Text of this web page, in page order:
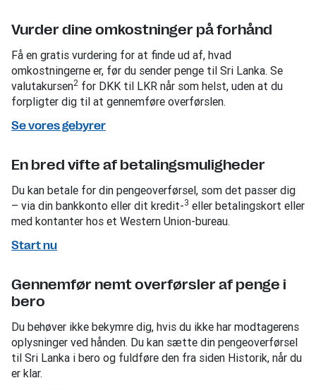
Vurder dine omkostninger på forhånd
Få en gratis vurdering for at finde ud af, hvad
omkostningerne er, før du sender penge til Sri Lanka. Se
valutakursen2 for DKK til LKR når som helst, uden at du
forpligter dig til at gennemføre overførslen.
Se vores gebyrer
En bred vifte af betalingsmuligheder
Du kan betale for din pengeoverførsel, som det passer dig
– via din bankkonto eller dit kredit-3 eller betalingskort eller
med kontanter hos et Western Union-bureau.
Start nu
Gennemfør nemt overførsler af penge i
bero
Du behøver ikke bekymre dig, hvis du ikke har modtagerens
oplysninger ved hånden. Du kan sætte din pengeoverførsel
til Sri Lanka i bero og fuldføre den fra siden Historik, når du
er klar.